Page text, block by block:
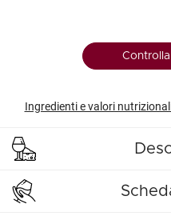
Ingredienti e valori